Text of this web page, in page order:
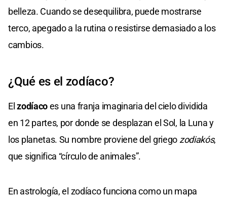
belleza. Cuando se desequilibra, puede mostrarse
terco, apegado a la rutina o resistirse demasiado a los
cambios.
¿Qué es el zodíaco?
Elzodíacoes una franja imaginaria del cielo dividida
en 12 partes, por donde se desplazan el Sol, la Luna y
los planetas. Su nombre proviene del griego zodiakós,
que significa “círculo de animales”.
En astrología, el zodíaco funciona como un mapa